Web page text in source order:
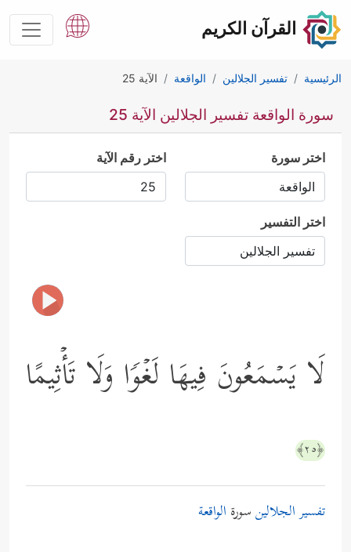
القرآن الكريم
الرئيسية تفسير الجلالين الواقعة الآية 25
سورة الواقعة تفسير الجلالين الآية 25
اختر سورة اختر رقم الآية
اختر التفسير
لَا یَسۡمَعُونَ فِیهَا لَغۡوࣰا وَلَا تَأۡثِیمًا
﴿٢٥﴾
تفسير الجلالينسورة الواقعة